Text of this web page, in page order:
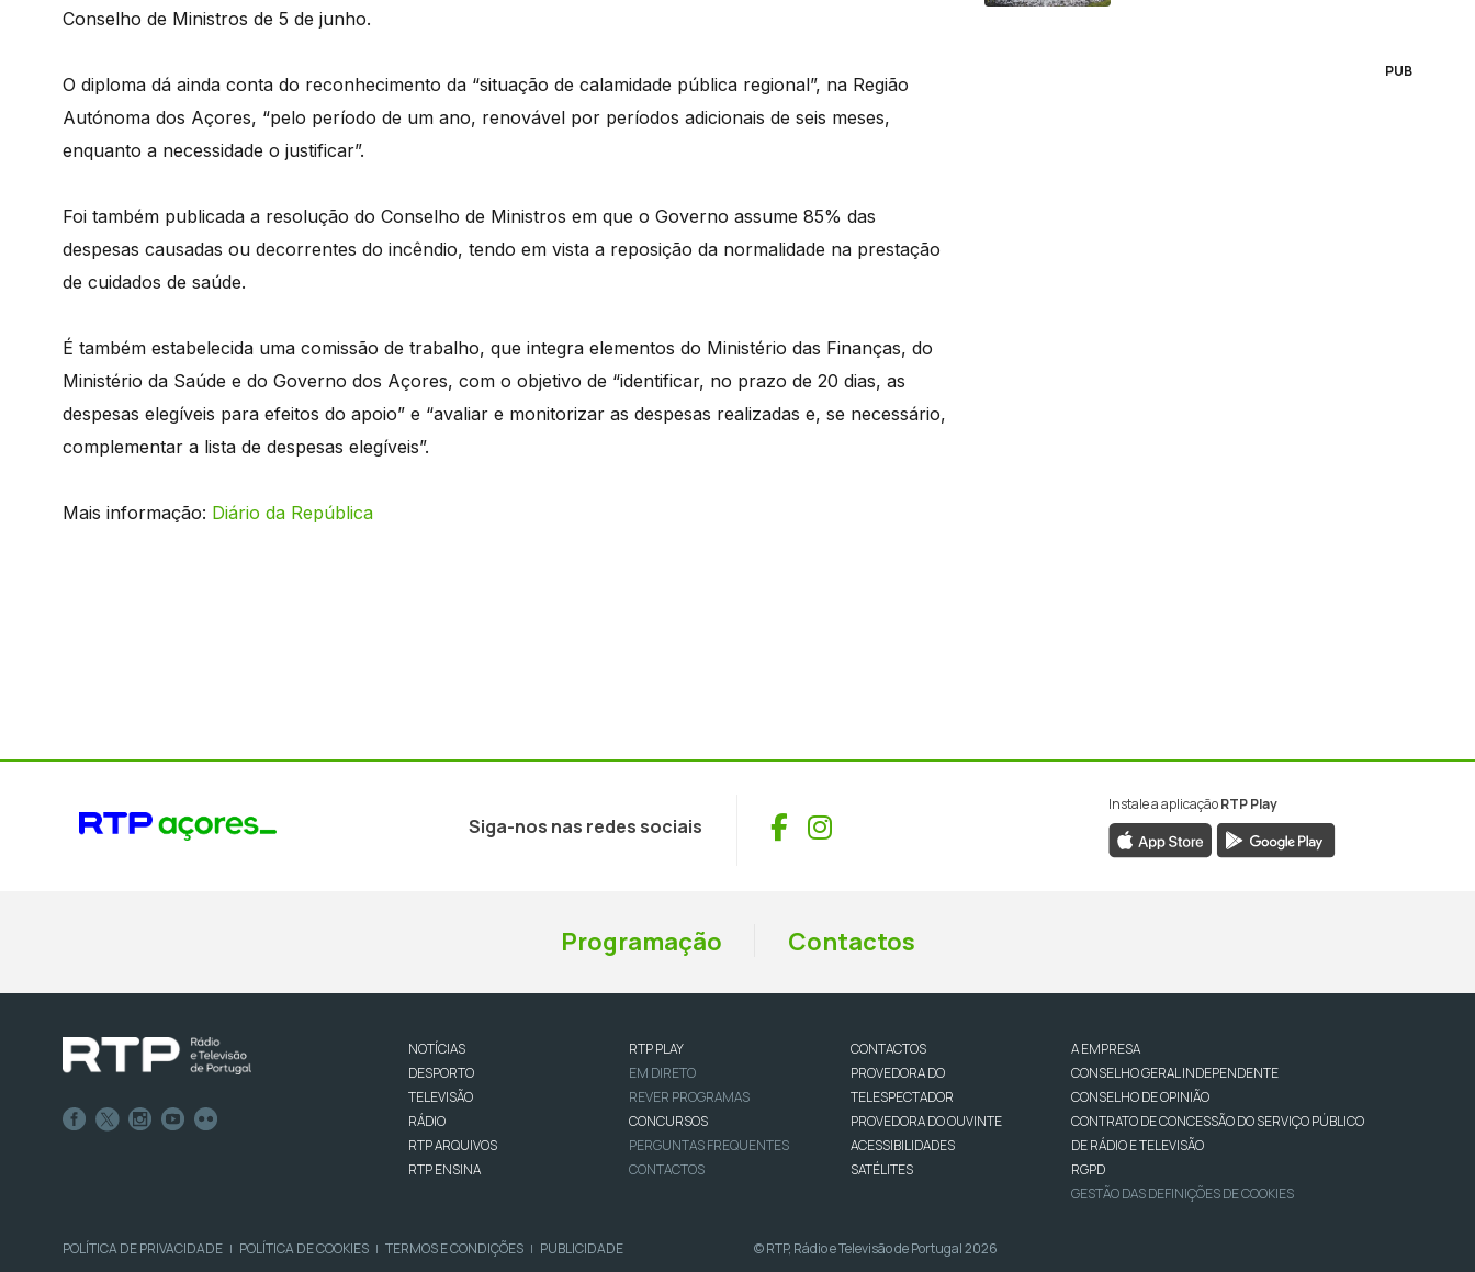
Conselho de Ministros de 5 de junho.
O diploma dá ainda conta do reconhecimento da “situação de calamidade pública regional”, na Região
Autónoma dos Açores, “pelo período de um ano, renovável por períodos adicionais de seis meses,
enquanto a necessidade o justificar”.
Foi também publicada a resolução do Conselho de Ministros em que o Governo assume 85% das
despesas causadas ou decorrentes do incêndio, tendo em vista a reposição da normalidade na prestação
de cuidados de saúde.
É também estabelecida uma comissão de trabalho, que integra elementos do Ministério das Finanças, do
Ministério da Saúde e do Governo dos Açores, com o objetivo de “identificar, no prazo de 20 dias, as
despesas elegíveis para efeitos do apoio” e “avaliar e monitorizar as despesas realizadas e, se necessário,
complementar a lista de despesas elegíveis”.
Mais informação: Diário da República
PUB
Siga-nos nas redes sociais Facebook
Instagram
Instale a aplicaçãoRTP Play
Programação Contactos
NOTÍCIAS
DESPORTO
TELEVISÃO
RÁDIO
RTP ARQUIVOS
RTP ENSINA
RTP PLAY
EM DIRETO
REVER PROGRAMAS
CONCURSOS
PERGUNTAS FREQUENTES
CONTACTOS
CONTACTOS
PROVEDORA DO
TELESPECTADOR
PROVEDORA DO OUVINTE
ACESSIBILIDADES
SATÉLITES
A EMPRESA
CONSELHO GERAL INDEPENDENTE
CONSELHO DE OPINIÃO
CONTRATO DE CONCESSÃO DO SERVIÇO PÚBLICO
DE RÁDIO E TELEVISÃO
RGPD
GESTÃO DAS DEFINIÇÕES DE COOKIES
POLÍTICA DE PRIVACIDADE | POLÍTICA DE COOKIES | TERMOS E CONDIÇÕES | PUBLICIDADE © RTP, Rádio e Televisão de Portugal 2026